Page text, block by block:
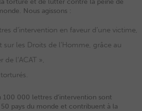
torture et de lutter contre la peine de
Nous agissons :
d’intervention en faveur d’une victime,
les Droits de l’Homme, grâce au
l’ACAT »,
100 000 lettres d’intervention sont
pays du monde et contribuent à la